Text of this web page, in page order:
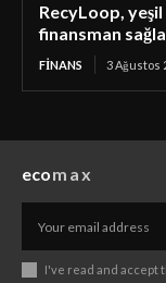
RecyLoop,
finansman
FINANS 3 Ağustos
ecomax
I've read and accept